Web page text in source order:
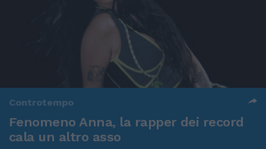
Controtempo
Fenomeno Anna, la rapper dei record
cala un altro asso